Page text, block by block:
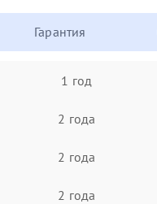
Гарантия
1 год
2 года
2 года
2 года